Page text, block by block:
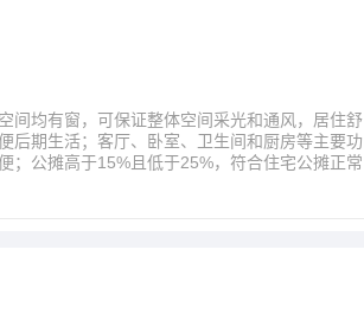
间均有窗，可保证整体空间采光和通风，居住舒
后期生活；客厅、卧室、卫生间和厨房等主要功
；公摊高于15%且低于25%，符合住宅公摊正常